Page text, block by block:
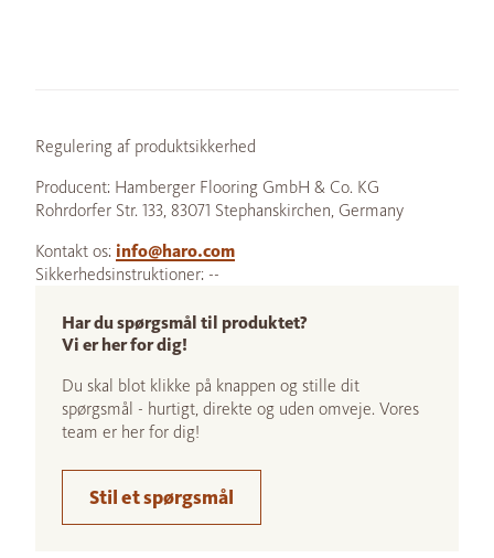
Regulering af produktsikkerhed
Producent: Hamberger Flooring GmbH & Co. KG
Rohrdorfer Str. 133, 83071 Stephanskirchen, Germany
Kontakt os: info@haro.com
Sikkerhedsinstruktioner: --
Har du spørgsmål til produktet?
Vi er her for dig!
Du skal blot klikke på knappen og stille dit
spørgsmål - hurtigt, direkte og uden omveje. Vores
team er her for dig!
Stil et spørgsmål